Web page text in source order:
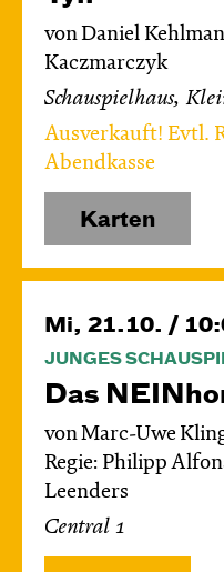
von Daniel
Kaczmarczyk
Schauspielhaus,
Ausverkauft! Evtl.
Abendkasse
Karten
Mi, 21.10. /
JUNGES
Das
von Marc-Uwe
Regie: Philipp
Leenders
Central 1